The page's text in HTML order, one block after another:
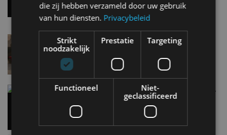
Lamborghini Revuelto eert 60 jaar Miura met
speciale editie
Carbon fibre op je laadkabel: nergens voor nodig,
en precies daarom geweldig
5 aug
die zij hebben verzameld door uw gebruik
van hun diensten. Privacybeleid
Strikt
noodzakelijk
Prestatie Targeting
Functioneel
Niet-
geclassificeerd